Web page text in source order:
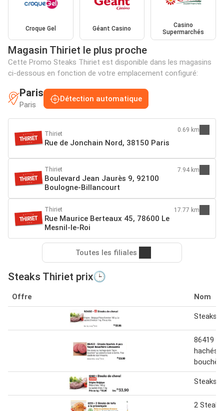
Croque Gel Géant Casino
Casino
Supermarchés
Magasin Thiriet le plus proche
Cette Promo Steaks Thiriet est disponible dans les magasins
ci-dessous en fonction de votre emplacement configuré:
Paris
Paris
Détection automatique
Thiriet
Rue de Jonchain Nord, 38150 Paris
0.69 km
Thiriet
Boulevard Jean Jaurès 9, 92100
Boulogne-Billancourt
7.94 km
Thiriet
Rue Maurice Berteaux 45, 78600 Le
Mesnil-le-Roi
17.77 km
Toutes les filiales
Steaks Thiriet prix🕒
Offre Nom
Steaks
86419 -
hachés
Steaks
2